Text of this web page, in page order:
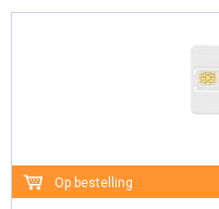
Op bestelling